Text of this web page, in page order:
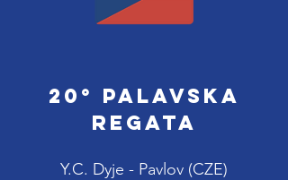
20° PALAVSKA
REGATA
Y.C. Dyje - Pavlov (CZE)